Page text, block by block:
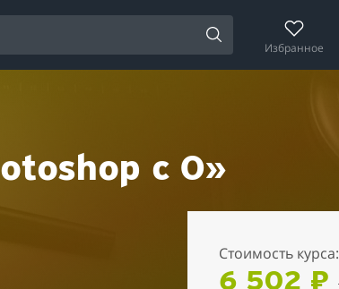
Избранное
с 0»
Стоимость курса:
6 502 ₽